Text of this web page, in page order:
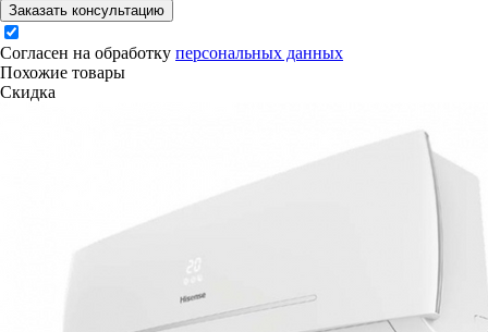
Заказать консультацию
Согласен на обработку персональных данных
Похожие товары
Скидка